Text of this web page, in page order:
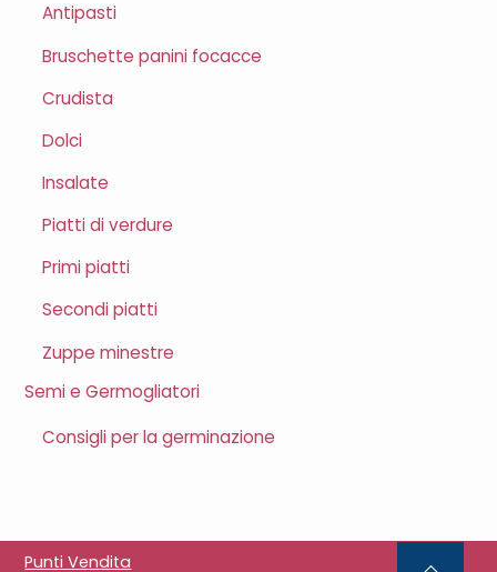
Antipasti
Bruschette panini focacce
Crudista
Dolci
Insalate
Piatti di verdure
Primi piatti
Secondi piatti
Zuppe minestre
Semi e Germogliatori
Consigli per la germinazione
Punti Vendita